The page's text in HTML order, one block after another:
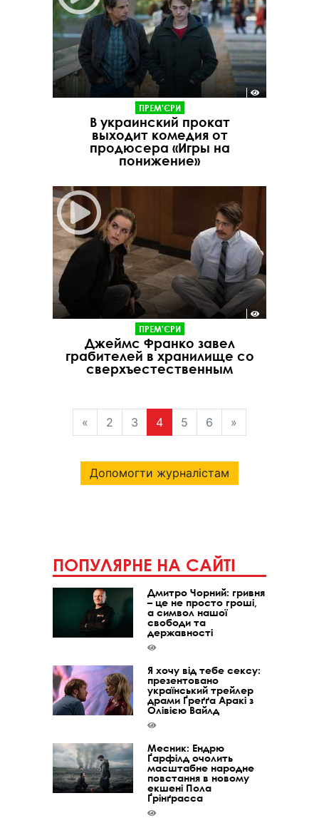
ПРЕМ'ЄРИ
В украинский прокат
выходит комедия от
продюсера «Игры на
понижение»
ПРЕМ'ЄРИ
Джеймс Франко завел
грабителей в хранилище со
сверхъестественным
« 2 3 4 5 6 »
Допомогти журналістам
ПОПУЛЯРНЕ НА САЙТІ
Дмитро Чорний: гривня
– це не просто гроші,
а символ нашої
свободи та
державності
Я хочу від тебе сексу:
презентовано
український трейлер
драми Ґреґґа Аракі з
Олівією Вайлд
Месник: Ендрю
Ґарфілд очолить
масштабне народне
повстання в новому
екшені Пола
Ґрінґрасса